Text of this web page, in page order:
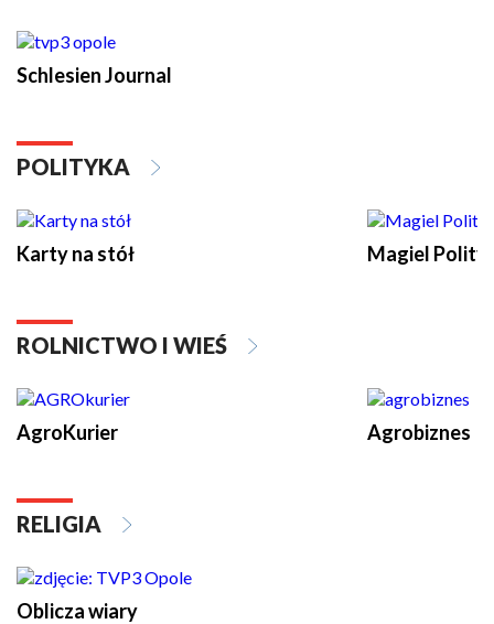
Schlesien Journal
POLITYKA
Karty na stół Magiel
ROLNICTWO I WIEŚ
AgroKurier Agrobiznes
RELIGIA
Oblicza wiary